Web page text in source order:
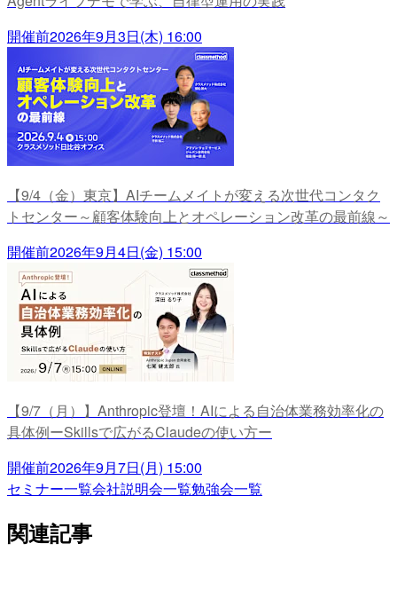
開催前2026年9月3日(木) 16:00
【9/4（金）東京】AIチームメイトが変える次世代コンタク
トセンター～顧客体験向上とオペレーション改革の最前線～
開催前2026年9月4日(金) 15:00
【9/7（月）】Anthropic登壇！AIによる自治体業務効率化の
具体例ーSkillsで広がるClaudeの使い方ー
開催前2026年9月7日(月) 15:00
セミナー一覧会社説明会一覧勉強会一覧
関連記事